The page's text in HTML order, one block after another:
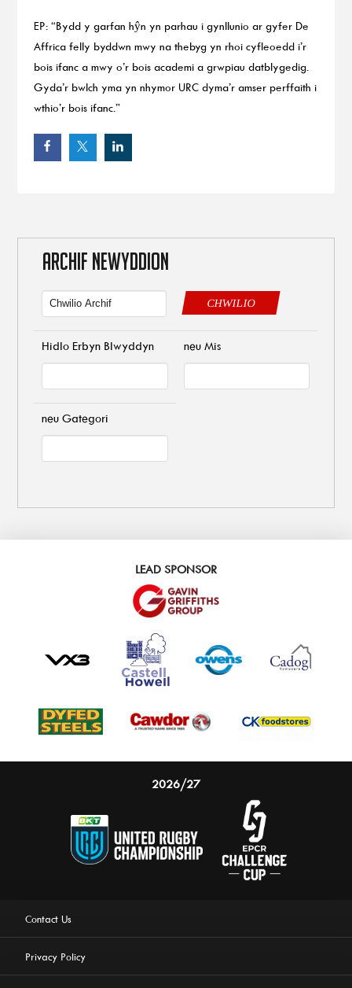
EP: “Bydd y garfan hŷn yn parhau i gynllunio ar gyfer De
Affrica felly byddwn mwy na thebyg yn rhoi cyfleoedd i’r
bois ifanc a mwy o’r bois academi a grwpiau datblygedig.
Gyda’r bwlch yma yn nhymor URC dyma’r amser perffaith i
wthio’r bois ifanc.”
ARCHIF NEWYDDION
CHWILIO
Hidlo Erbyn Blwyddyn neu Mis
neu Gategori
LEAD SPONSOR
2026/27
Contact Us
Privacy Policy